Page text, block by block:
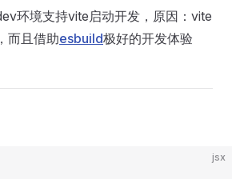
环境支持vite启动开发，原因：vite
而且借助esbuild极好的开发体验
jsx